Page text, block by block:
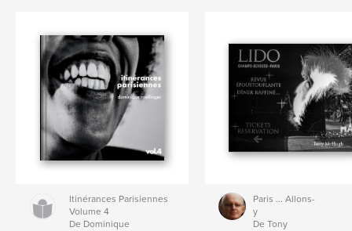
Itinérances Parisiennes
Volume 4
De Dominique
Paris ... Allons-
y
De Tony